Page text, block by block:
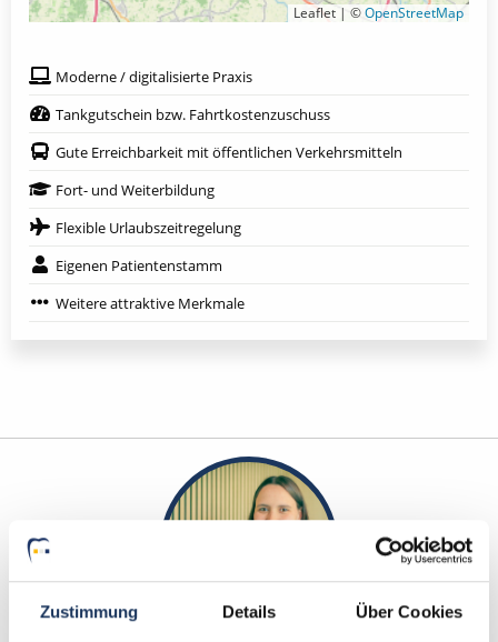
Zustimmung Details Über Cookies
Leaflet | ©OpenStreetMap
Moderne / digitalisierte Praxis
Tankgutschein bzw. Fahrtkostenzuschuss
Gute Erreichbarkeit mit öffentlichen Verkehrsmitteln
Fort- und Weiterbildung
Flexible Urlaubszeitregelung
Eigenen Patientenstamm
Weitere attraktive Merkmale